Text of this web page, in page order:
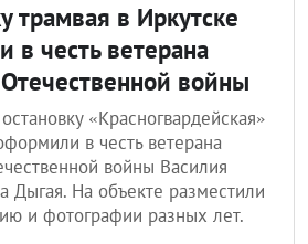
трамвая в Иркутске
в честь ветерана
войны
«Красногвардейская»
в честь ветерана
войны Василия
Дыгая. На объекте разместили
и фотографии разных лет.